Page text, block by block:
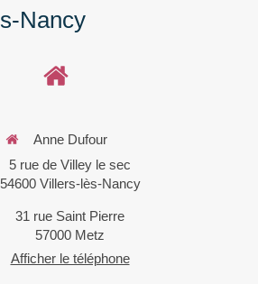
Nancy
Anne Dufour
5 rue de Villey le sec
54600 Villers-lès-Nancy
31 rue Saint Pierre
57000 Metz
Afficher le téléphone